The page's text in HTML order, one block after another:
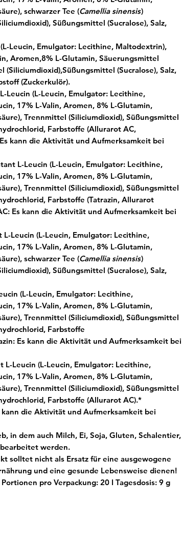
schwarzer Tee (Camellia sinensis)
Süßungsmittel (Sucralose), Salz,
Leucin, Emulgator: Lecithine, Maltodextrin),
Aromen,8% L-Glutamin, Säuerungsmittel
(Siliciumdioxid),Süßungsmittel (Sucralose), Salz,
(Zuckerkulör).
Leucin (L-Leucin, Emulgator: Lecithine,
17% L-Valin, Aromen, 8% L-Glutamin,
Trennmittel (Siliciumdioxid), Süßungsmittel
Farbstoffe (Allurarot AC,
kann die Aktivität und Aufmerksamkeit bei
L-Leucin (L-Leucin, Emulgator: Lecithine,
17% L-Valin, Aromen, 8% L-Glutamin,
Trennmittel (Siliciumdioxid), Süßungsmittel
Farbstoffe (Tatrazin, Allurarot
Es kann die Aktivität und Aufmerksamkeit bei
L-Leucin (L-Leucin, Emulgator: Lecithine,
17% L-Valin, Aromen, 8% L-Glutamin,
schwarzer Tee (Camellia sinensis)
Süßungsmittel (Sucralose), Salz,
(L-Leucin, Emulgator: Lecithine,
17% L-Valin, Aromen, 8% L-Glutamin,
Trennmittel (Siliciumdioxid), Süßungsmittel
Farbstoffe
Es kann die Aktivität und Aufmerksamkeit bei
L-Leucin (L-Leucin, Emulgator: Lecithine,
17% L-Valin, Aromen, 8% L-Glutamin,
Trennmittel (Siliciumdioxid), Süßungsmittel
Farbstoffe (Allurarot AC).*
die Aktivität und Aufmerksamkeit bei
in dem auch Milch, Ei, Soja, Gluten, Schalentier,
werden.
solltet nicht als Ersatz für eine ausgewogene
und eine gesunde Lebensweise dienen!
Portionen pro Verpackung: 20 I Tagesdosis: 9 g